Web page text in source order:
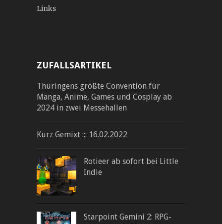
Links
ZUFALLSARTIKEL
Thüringens größte Convention für
Manga, Anime, Games und Cosplay ab
2024 in zwei Messehallen
Kurz Gemixt ::: 16.02.2022
Rotieer ab sofort bei Little
Indie
Starpoint Gemini 2: RPG-